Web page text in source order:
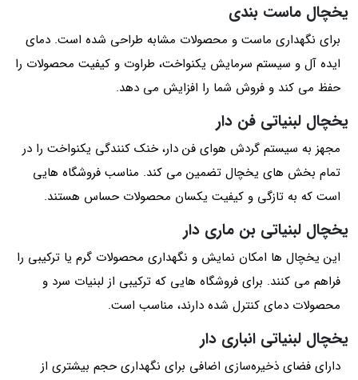
یخچال ماست‌ بندی
برای نگهداری ماست و محصولات مشابه طراحی شده است. دمای
ایده‌ آل و سیستم سرمایش یکنواخت، طراوت و کیفیت محصولات را
حفظ می‌ کند و فروش شما را افزایش می‌ دهد.
یخچال لبنیاتی فن‌ دار
مجهز به سیستم گردش هوای فن‌ دار، خنک‌ کنندگی یکنواخت را در
تمام بخش‌ های یخچال تضمین می‌ کند. مناسب فروشگاه‌ هایی
است که به تازگی و کیفیت یکسان محصولات حساس هستند.
یخچال لبنیاتی بن‌ ماری‌ دار
این یخچال‌ ها امکان نمایش و نگهداری محصولات گرم یا ترکیبی را
فراهم می‌ کنند. برای فروشگاه‌ هایی که ترکیبی از لبنیات سرد و
محصولات دمای کنترل شده دارند، مناسب است.
یخچال لبنیاتی انباری‌ دار
دارای فضای ذخیره‌سازی اضافی برای نگهداری حجم بیشتری از